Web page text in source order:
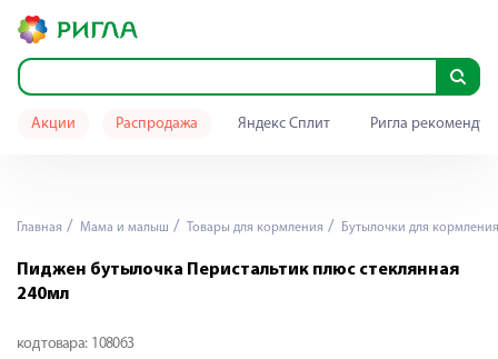
Акции Распродажа Яндекс Сплит Ригла
Главная Мама и малыш Товары для кормления Бутылочки для кормления
Пиджен бутылочка Перистальтик плюс стеклянная
240мл
код товара: 108063